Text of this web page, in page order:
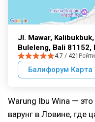
Jl. Mawar,
Buleleng, Bali 81152,
4.7 / 421
Балифорум Карта
Warung Ibu Wina —
варунг в Ловине, где